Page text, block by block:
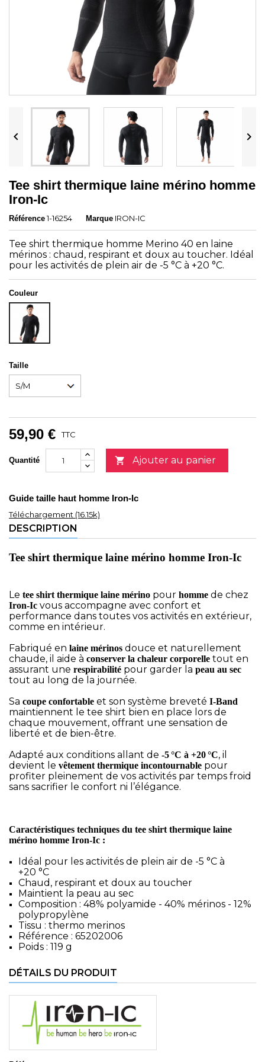
 
Tee shirt thermique laine mérino homme
Iron-Ic
Référence 1-16254 Marque IRON-IC
Tee shirt thermique homme Merino 40 en laine
mérinos : chaud, respirant et doux au toucher. Idéal
pour les activités de plein air de -5 °C à +20 °C.
Couleur
NOIR
Taille
59,90 € TTC
Quantité  Ajouter au panier
Guide taille haut homme Iron-Ic
Téléchargement (16.15k)
DESCRIPTION
Tee shirt thermique laine mérino homme Iron-Ic
Le tee shirt thermique laine mérino pour homme de chez
Iron-Ic vous accompagne avec confort et
performance dans toutes vos activités en extérieur,
comme en intérieur.
Fabriqué en laine mérinos douce et naturellement
chaude, il aide à conserver la chaleur corporelle tout en
assurant une respirabilité pour garder la peau au sec
tout au long de la journée.
Sa coupe confortable et son système breveté I-Band
maintiennent le tee shirt bien en place lors de
chaque mouvement, offrant une sensation de
liberté et de bien-être.
Adapté aux conditions allant de -5 °C à +20 °C, il
devient le vêtement thermique incontournable pour
profiter pleinement de vos activités par temps froid
sans sacrifier le confort ni l’élégance.
Caractéristiques techniques du tee shirt thermique laine
mérino homme Iron-Ic :
Idéal pour les activités de plein air de -5 °C à
+20 °C
Chaud, respirant et doux au toucher
Maintient la peau au sec
Composition : 48% polyamide - 40% mérinos - 12%
polypropylène
Tissu : thermo merinos
Référence : 65202006
Poids : 119 g
DÉTAILS DU PRODUIT